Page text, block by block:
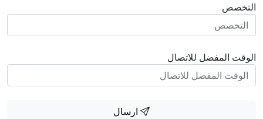
التخصص
الوقت المفضل للاتصال
ارسال